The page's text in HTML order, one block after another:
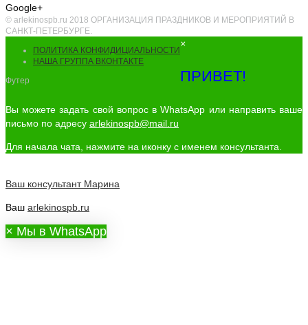
Google+
© arlekinospb.ru 2018 ОРГАНИЗАЦИЯ ПРАЗДНИКОВ И МЕРОПРИЯТИЙ В
САНКТ-ПЕТЕРБУРГЕ.
ПОЛИТИКА КОНФИДИЦИАЛЬНОСТИ
НАША ГРУППА ВКОНТАКТЕ
Футер
×
ПРИВЕТ!
Вы можете задать свой вопрос в WhatsApp или направить ваше
письмо по адресу arlekinospb@mail.ru
Для начала чата, нажмите на иконку с именем консультанта.
Ваш консультант Марина
Ваш arlekinospb.ru
× Мы в WhatsApp